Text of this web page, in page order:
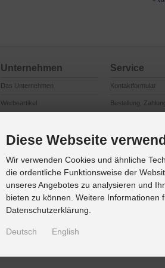
Unternehmen
Das Unternehmen
Werbeartikel
Produktsicherheit
Referenzkunden
Service
Kontaktformular
Bestellung,
Cookie
Diese Webseite
Wir verwenden Cookies und ähnliche
die ordentliche Funktionsweise der
unseres Angebotes zu analysieren und
bieten zu können. Weitere Informationen
Datenschutzerklärung.
Deutsch English